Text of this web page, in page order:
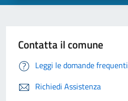
Contatta il comune
Leggi le domande frequenti
Richiedi Assistenza